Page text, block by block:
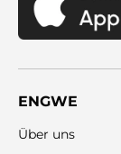
ENGWE
Über uns